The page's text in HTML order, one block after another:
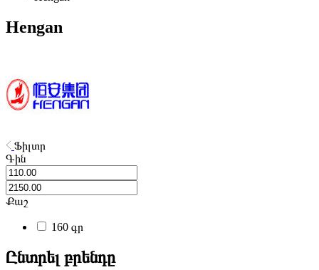
Hengan
Ֆիլտր
Գին
Քաշ
160 գր
Ընտրել բրենդը